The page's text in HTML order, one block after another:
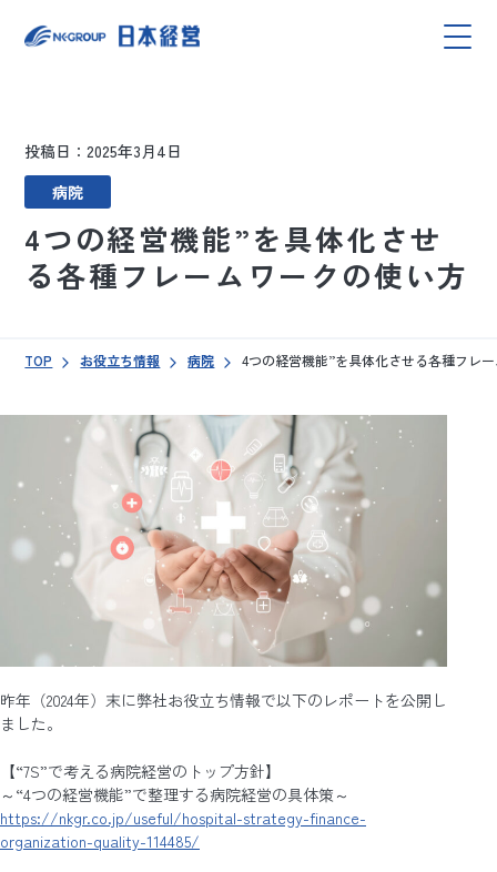
投稿日：2025年3月4日
病院
4つの経営機能”を具体化させ
る各種フレームワークの使い方
TOP お役立ち情報 病院 4つの経営機能”を具体化させる各種フレ
昨年（2024年）末に弊社お役立ち情報で以下のレポートを公開し
ました。
【“7S”で考える病院経営のトップ方針】
～“4つの経営機能”で整理する病院経営の具体策～
https://nkgr.co.jp/useful/hospital-strategy-finance-
organization-quality-114485/